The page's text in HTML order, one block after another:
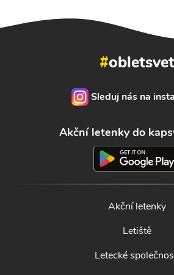
#obletsvet
Sleduj nás na
Akční letenky do
Akční letenky
Letiště
Letecké